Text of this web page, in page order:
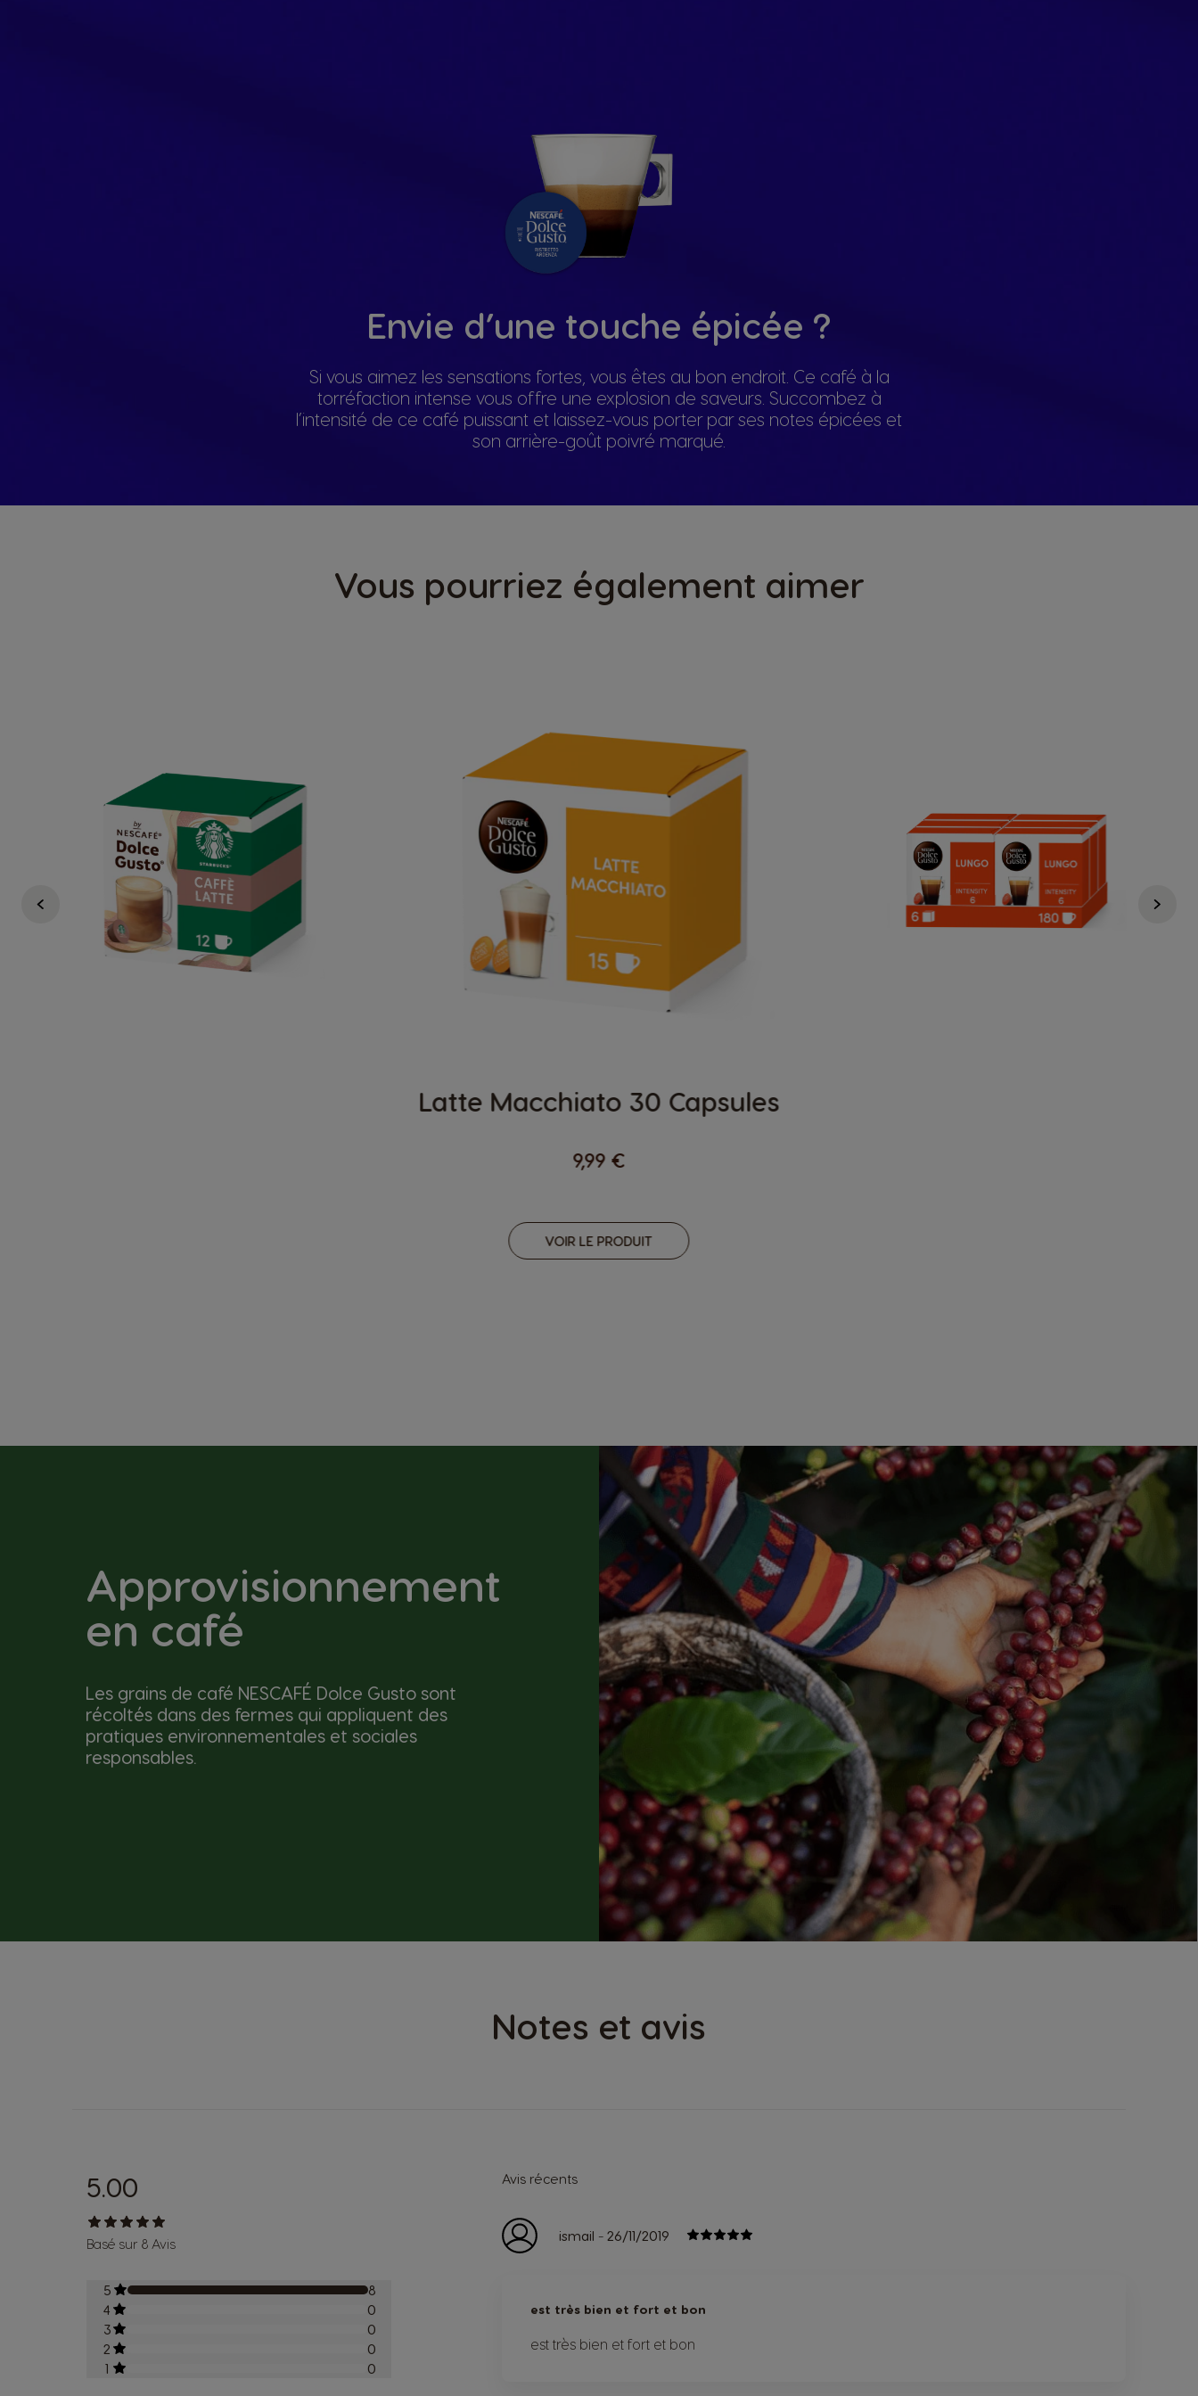
Envie d’une touche épicée ?
Si vous aimez les sensations fortes, vous êtes au bon endroit. Ce café à la
torréfaction intense vous offre une explosion de saveurs. Succombez à
l’intensité de ce café puissant et laissez-vous porter par ses notes épicées et
son arrière-goût poivré marqué.
Vous pourriez également aimer
Latte Macchiato 30 Capsules
9,99 €
VOIR LE PRODUIT
Approvisionnement
en café
Les grains de café NESCAFÉ Dolce Gusto sont
récoltés dans des fermes qui appliquent des
pratiques environnementales et sociales
responsables.
Notes et avis
5.00
Basé sur 8 Avis
5
8
4
0
3
0
2
0
1
0
Avis récents
ismail - 26/11/2019
est très bien et fort et bon
est très bien et fort et bon